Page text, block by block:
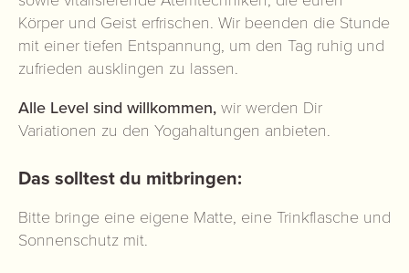
Körper und Geist erfrischen. Wir beenden die Stunde
mit einer tiefen Entspannung, um den Tag ruhig und
zufrieden ausklingen zu lassen.
Alle Level sind willkommen, wir werden Dir
Variationen zu den Yogahaltungen anbieten.
Das solltest du mitbringen:
Bitte bringe eine eigene Matte, eine Trinkflasche und
Sonnenschutz mit.